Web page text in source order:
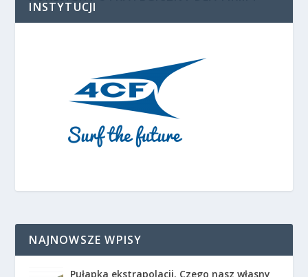
INSTYTUCJI
NAJNOWSZE WPISY
Pułapka ekstrapolacji. Czego nasz własny